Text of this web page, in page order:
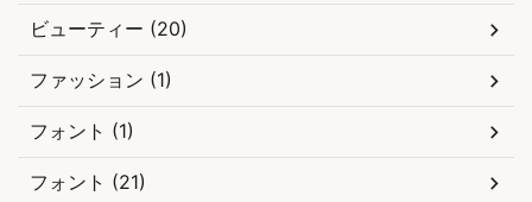
ビューティー (20)
ファッション (1)
フォント (1)
フォント (21)